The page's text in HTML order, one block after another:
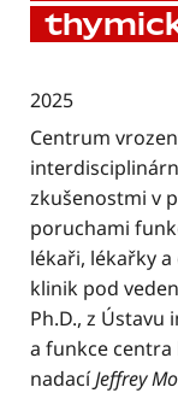
2025
Centrum
zkušenostmi v
poruchami
lékaři, lékařky
klinik pod
Ph.D., z Ústavu
a funkce
nadacíJeffrey